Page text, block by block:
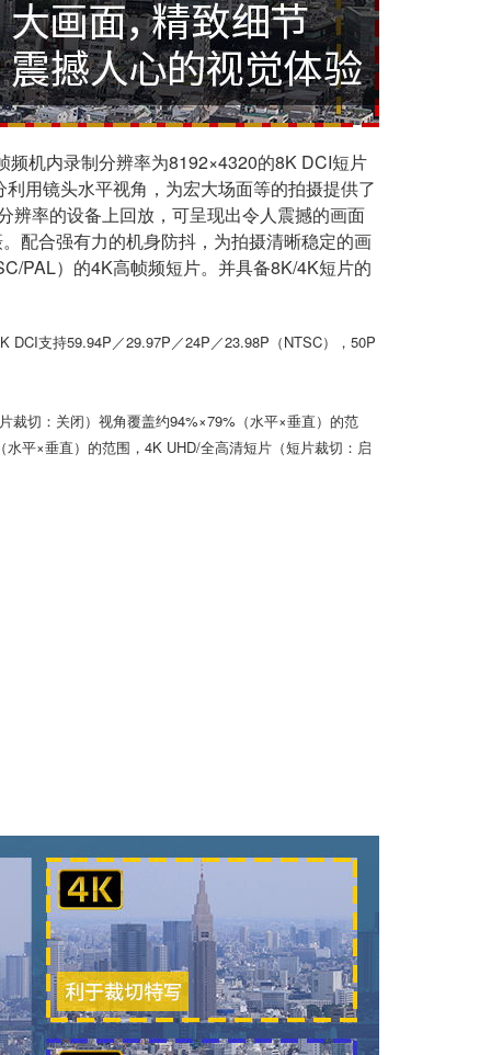
机内录制分辨率为8192×4320的8K DCI短片
用镜头水平视角，为宏大场面等的拍摄提供了
辨率的设备上回放，可呈现出令人震撼的画面
配合强有力的机身防抖，为拍摄清晰稳定的画
PAL）的4K高帧频短片。并具备8K/4K短片的
DCI支持59.94P／29.97P／24P／23.98P（NTSC），50P
裁切：关闭）视角覆盖约94%×79%（水平×垂直）的范
平×垂直）的范围，4K UHD/全高清短片（短片裁切：启